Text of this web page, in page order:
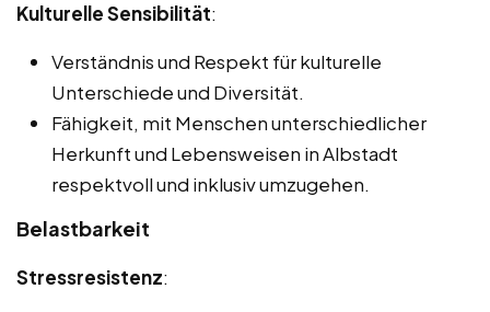
Kulturelle Sensibilität:
Verständnis und Respekt für kulturelle
Unterschiede und Diversität.
Fähigkeit, mit Menschen unterschiedlicher
Herkunft und Lebensweisen in Albstadt
respektvoll und inklusiv umzugehen.
Belastbarkeit
Stressresistenz: